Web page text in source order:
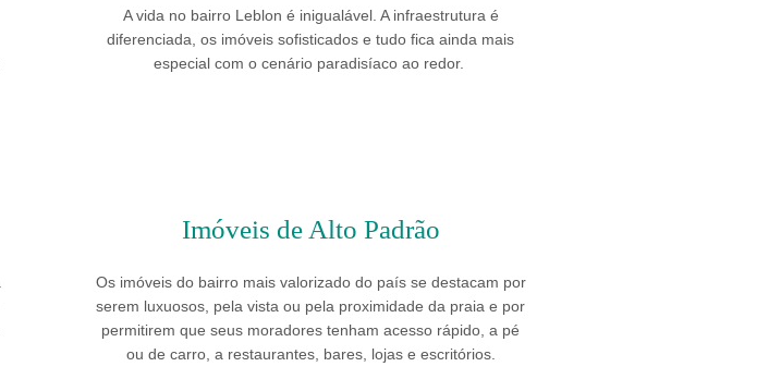
A vida no bairro Leblon é inigualável. A infraestrutura é
diferenciada, os imóveis sofisticados e tudo fica ainda mais
especial com o cenário paradisíaco ao redor.
Imóveis de Alto Padrão
Os imóveis do bairro mais valorizado do país se destacam por
serem luxuosos, pela vista ou pela proximidade da praia e por
permitirem que seus moradores tenham acesso rápido, a pé
ou de carro, a restaurantes, bares, lojas e escritórios.